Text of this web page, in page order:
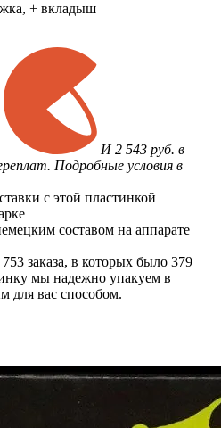
+ вкладыш
И 2 543 руб. в
Подробные условия в
с этой пластинкой
составом на аппарате
заказа, в которых было 379
мы надежно упакуем в
для вас способом.